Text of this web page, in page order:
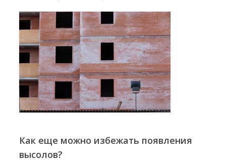
Как еще можно избежать появления
высолов?